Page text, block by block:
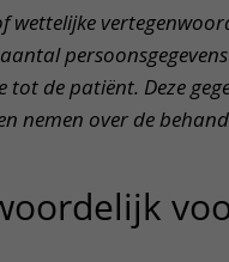
tot de patiënt. Deze
nemen over de